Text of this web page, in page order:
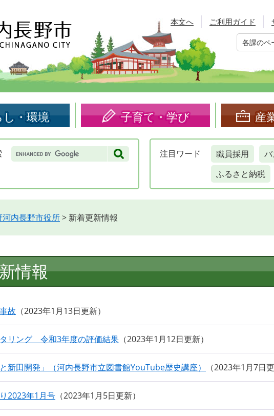
本文へ ご利用ガイド
各課のペ
し・環境 子育て・学び 産
Google
カ
検
注目 ワード 職員採用
ふるさと納税
河内長野市役所> 新着更新情報
情報
故 2023年1月13日更新
リング 令和3年度の評価結果 2023年1月12日更新
新田開発」（河内長野市立図書館YouTube歴史講座） 2023年1月7日
2023年1月号 2023年1月5日更新